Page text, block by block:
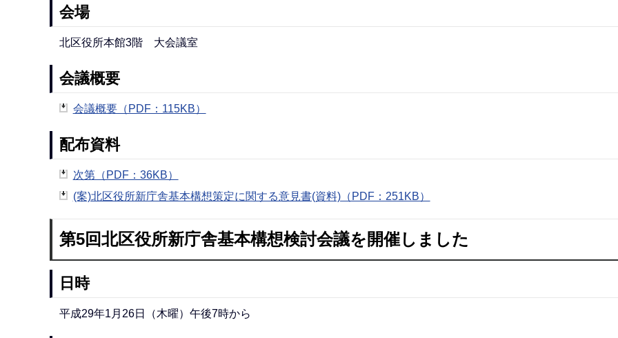
会場
北区役所本館3階 大会議室
会議概要
会議概要（PDF：115KB）
配布資料
次第（PDF：36KB）
(案)北区役所新庁舎基本構想策定に関する意見書(資料)（PDF：251KB）
第5回北区役所新庁舎基本構想検討会議を開催しました
日時
平成29年1月26日（木曜）午後7時から